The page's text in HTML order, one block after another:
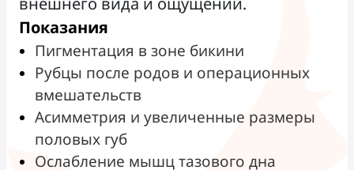
Показания
Пигментация в зоне бикини
Рубцы после родов и операционных
вмешательств
Асимметрия и увеличенные размеры
половых губ
Ослабление мышц тазового дна